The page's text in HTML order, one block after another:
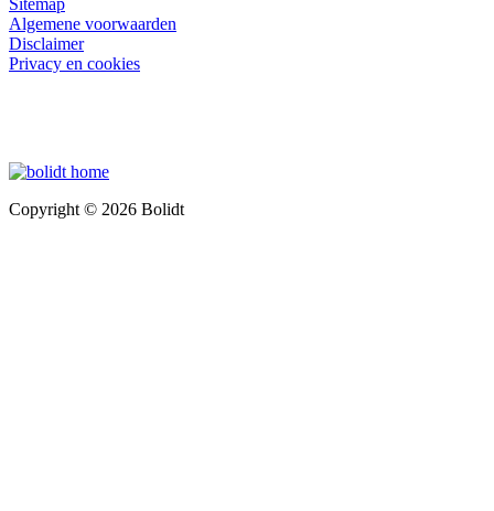
Sitemap
Algemene voorwaarden
Disclaimer
Privacy en cookies
Copyright © 2026 Bolidt